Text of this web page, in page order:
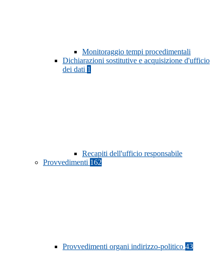
Monitoraggio tempi procedimentali
Dichiarazioni sostitutive e acquisizione d'ufficio
dei dati 1
Recapiti dell'ufficio responsabile
Provvedimenti 162
Provvedimenti organi indirizzo-politico 43